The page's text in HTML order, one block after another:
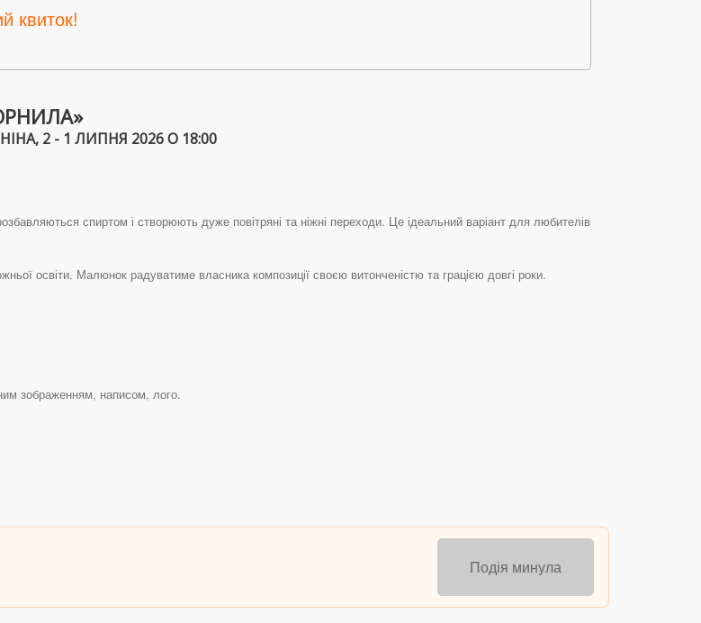
квиток!
2 - 1 ЛИПНЯ 2026 О 18:00
спиртом і створюють дуже повітряні та ніжні переходи. Це ідеальний варіант для любителів
освіти. Малюнок радуватиме власника композиції своєю витонченістю та грацією довгі роки.
зображенням, написом, лого.
Подія минула